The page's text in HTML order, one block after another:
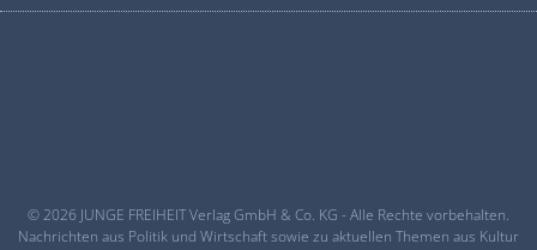
© 2026 JUNGE FREIHEIT Verlag GmbH & Co. KG - Alle Rechte vorbehalten.
Nachrichten aus Politik und Wirtschaft sowie zu aktuellen Themen aus Kultur